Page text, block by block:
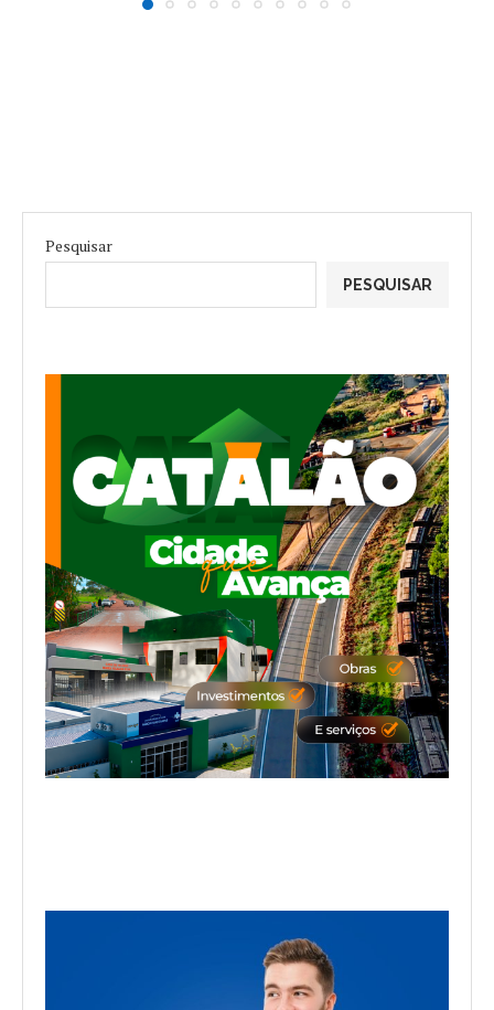
Pesquisar
PESQUISAR